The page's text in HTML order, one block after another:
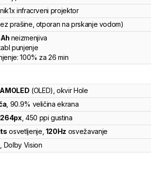
1x infracrveni projektor
prašine, otporan na prskanje vodom)
neizmenjiva
punjenje
100% za 26 min
(OLED) , okvir Hole
, 90.9% veličina ekrana
px, 450 ppi gustina
osvetljenje 120Hz osvežavanje
Dolby Vision